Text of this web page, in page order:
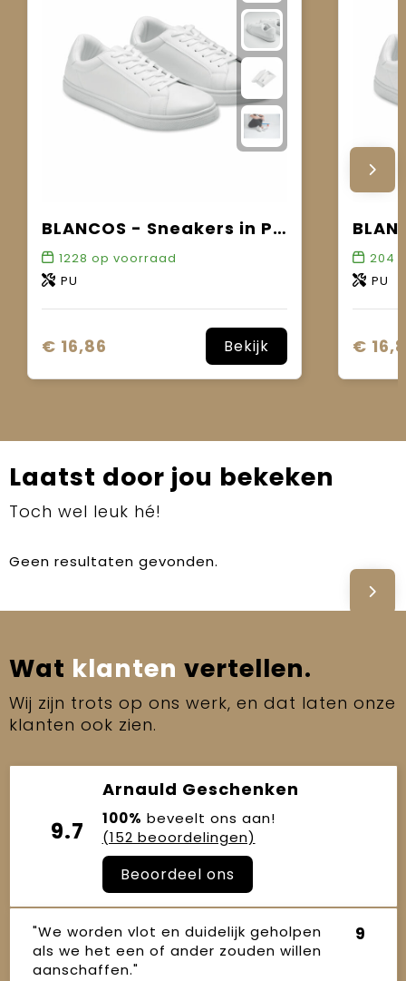
BLANCOS - Sneakers in PU maat 42
1228 op voorraad
PU
€ 16,86 Bekijk
204
PU
€
Laatst door jou bekeken
Toch wel leuk hé!
Geen resultaten gevonden.
Wat klanten vertellen.
Wij zijn trots op ons werk, en dat laten onze
klanten ook zien.
9.7
Arnauld Geschenken
100% beveelt ons aan!
(152 beoordelingen)
Beoordeel ons
"We worden vlot en duidelijk geholpen
als we het een of ander zouden willen
aanschaffen."
9